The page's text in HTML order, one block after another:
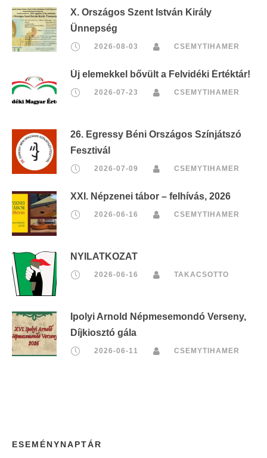
X. Országos Szent István Király
Ünnepség
2026-08-03 CSEMYTIHAMER
Új elemekkel bővült a Felvidéki Értéktár!
2026-07-23 CSEMYTIHAMER
26. Egressy Béni Országos Színjátszó
Fesztivál
2026-07-09 CSEMYTIHAMER
XXI. Népzenei tábor – felhívás, 2026
2026-06-16 CSEMYTIHAMER
NYILATKOZAT
2026-06-16 TAKACSOTTO
Ipolyi Arnold Népmesemondó Verseny,
Díjkiosztó gála
2026-06-11 CSEMYTIHAMER
ESEMÉNYNAPTÁR